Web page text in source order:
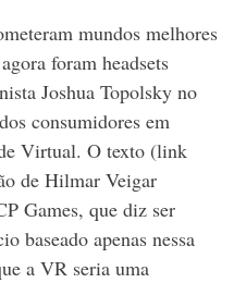
mundos melhores
foram headsets
Joshua Topolsky no
consumidores em
Virtual. O texto (link
de Hilmar Veigar
Games, que diz ser
baseado apenas nessa
a VR seria uma